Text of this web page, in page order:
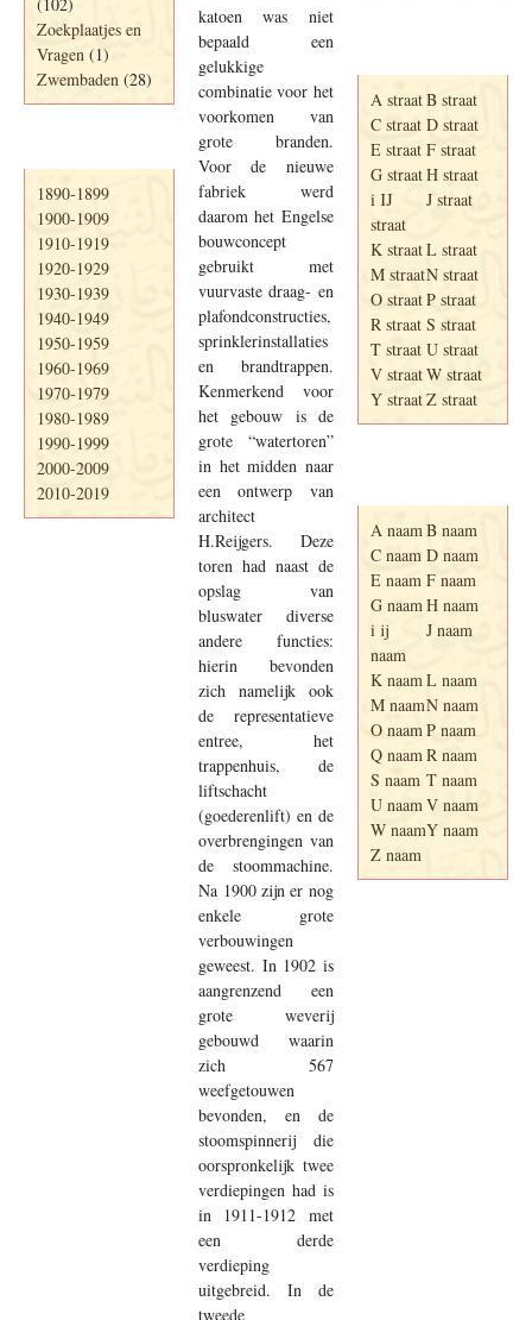
Zoekplaatjes en
Vragen (1)
Zwembaden (28)
1890-1899
1900-1909
1910-1919
1920-1929
1930-1939
1940-1949
1950-1959
1960-1969
1970-1979
1980-1989
1990-1999
2000-2009
2010-2019
katoen was niet
bepaald een
gelukkige
combinatie voor het
voorkomen van
grote branden.
Voor de nieuwe
fabriek werd
daarom het Engelse
bouwconcept
gebruikt met
vuurvaste draag- en
plafondconstructies,
sprinklerinstallaties
en brandtrappen.
Kenmerkend voor
het gebouw is de
grote “watertoren”
in het midden naar
een ontwerp van
architect
H.Reijgers. Deze
toren had naast de
opslag van
bluswater diverse
andere functies:
hierin bevonden
zich namelijk ook
de representatieve
entree, het
trappenhuis, de
liftschacht
(goederenlift) en de
overbrengingen van
de stoommachine.
Na 1900 zijn er nog
enkele grote
verbouwingen
geweest. In 1902 is
aangrenzend een
grote weverij
gebouwd waarin
zich 567
weefgetouwen
bevonden, en de
stoomspinnerij die
oorspronkelijk twee
verdiepingen had is
in 1911-1912 met
een derde
verdieping
uitgebreid. In de
tweede
A straatB straat
C straat D straat
E straat F straat
G straatH straat
i IJ
straat
J straat
K straatL straat
M straatN straat
O straatP straat
R straat S straat
T straat U straat
V straatW straat
Y straatZ straat
A naamB naam
C naam D naam
E naam F naam
G naamH naam
i ij
naam
J naam
K naamL naam
M naamN naam
O naamP naam
Q naamR naam
S naam T naam
U naamV naam
W naamY naam
Z naam